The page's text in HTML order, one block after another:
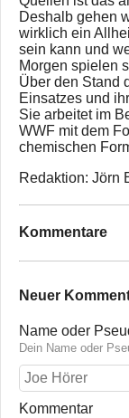
Deshalb gehen
wirklich ein
sein kann und
Morgen spielen
Über den Stand
Einsatzes und
Sie arbeitet im
WWF mit dem
chemischen
Redaktion: Jörn
Kommentare
Neuer
Name oder
Dein Name oder
Kommentar